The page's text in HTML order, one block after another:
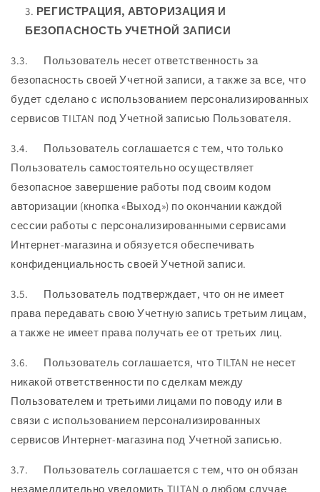
РЕГИСТРАЦИЯ, АВТОРИЗАЦИЯ И
БЕЗОПАСНОСТЬ УЧЕТНОЙ ЗАПИСИ
3.3. Пользователь несет ответственность за
безопасность своей Учетной записи, а также за все, что
будет сделано с использованием персонализированных
сервисов TILTAN под Учетной записью Пользователя.
3.4. Пользователь соглашается с тем, что только
Пользователь самостоятельно осуществляет
безопасное завершение работы под своим кодом
авторизации (кнопка «Выход») по окончании каждой
сессии работы с персонализированными сервисами
Интернет-магазина и обязуется обеспечивать
конфиденциальность своей Учетной записи.
3.5. Пользователь подтверждает, что он не имеет
права передавать свою Учетную запись третьим лицам,
а также не имеет права получать ее от третьих лиц.
3.6. Пользователь соглашается, что TILTAN не несет
никакой ответственности по сделкам между
Пользователем и третьими лицами по поводу или в
связи с использованием персонализированных
сервисов Интернет-магазина под Учетной записью.
3.7. Пользователь соглашается с тем, что он обязан
незамедлительно уведомить TILTAN о любом случае